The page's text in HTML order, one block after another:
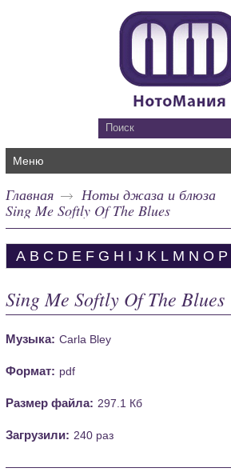
Меню
Главная
Ноты джаза и блюза
Sing Me Softly Of The Blues
A B C D E F G H I J K L M N O P
Sing Me Softly Of The Blues
Музыка: Carla Bley
Формат: pdf
Размер файла: 297.1 Кб
Загрузили: 240 раз